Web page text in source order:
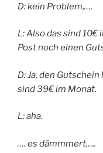
D: kein Problem,….
L: Also das sind
Post noch einen
D: Ja, den
sind 39€ im Monat.
L: aha.
…. es dämmmert…..